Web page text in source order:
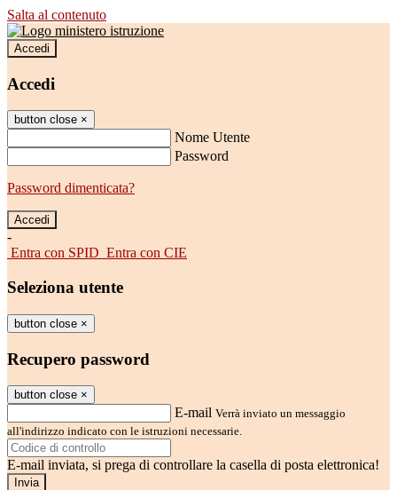
Salta al contenuto
Accedi
Accedi
button close ×
Nome Utente
Password
Password dimenticata?
-
Entra con SPID Entra con CIE
Seleziona utente
button close ×
Recupero password
button close ×
E-mail Verrà inviato un messaggio
all'indirizzo indicato con le istruzioni necessarie.
E-mail inviata, si prega di controllare la casella di posta elettronica!